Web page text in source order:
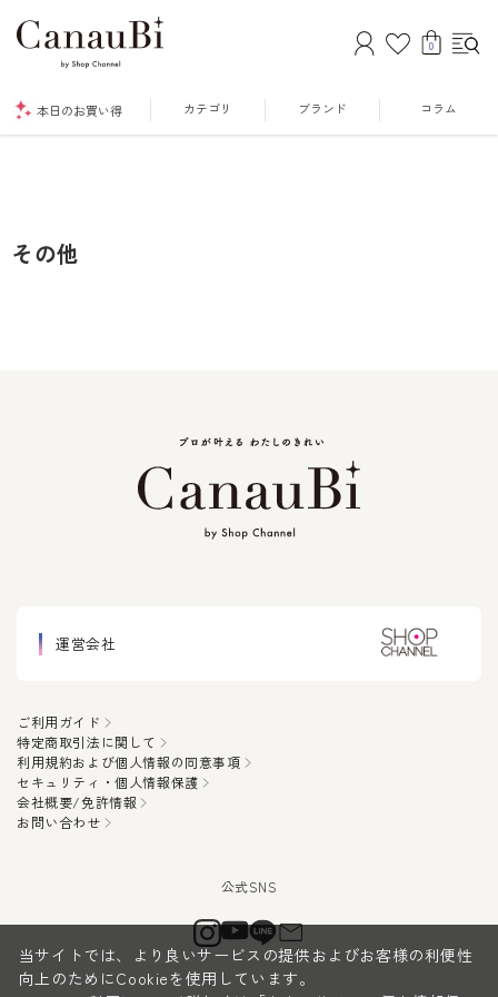
0
本日のお買い得 カテゴリ ブランド コラム
その他
運営会社
ご利用ガイド
特定商取引法に関して
利用規約および個人情報の同意事項
セキュリティ・個人情報保護
会社概要/免許情報
お問い合わせ
当サイトでは、より良いサービスの提供およびお客様の利便性
向上のためにCookieを使用しています。